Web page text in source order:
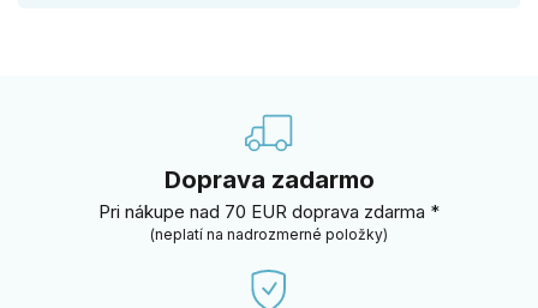
Doprava zadarmo
Pri nákupe nad 70 EUR doprava zdarma *
(neplatí na nadrozmerné položky)